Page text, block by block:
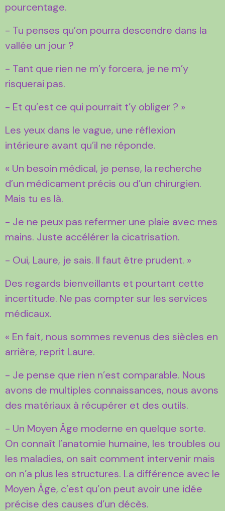
pourcentage.
- Tu penses qu’on pourra descendre dans la
vallée un jour ?
- Tant que rien ne m’y forcera, je ne m’y
risquerai pas.
- Et qu’est ce qui pourrait t’y obliger ? »
Les yeux dans le vague, une réflexion
intérieure avant qu’il ne réponde.
« Un besoin médical, je pense, la recherche
d’un médicament précis ou d’un chirurgien.
Mais tu es là.
- Je ne peux pas refermer une plaie avec mes
mains. Juste accélérer la cicatrisation.
- Oui, Laure, je sais. Il faut être prudent. »
Des regards bienveillants et pourtant cette
incertitude. Ne pas compter sur les services
médicaux.
« En fait, nous sommes revenus des siècles en
arrière, reprit Laure.
- Je pense que rien n’est comparable. Nous
avons de multiples connaissances, nous avons
des matériaux à récupérer et des outils.
- Un Moyen Âge moderne en quelque sorte.
On connaît l’anatomie humaine, les troubles ou
les maladies, on sait comment intervenir mais
on n’a plus les structures. La différence avec le
Moyen Âge, c’est qu’on peut avoir une idée
précise des causes d’un décès.